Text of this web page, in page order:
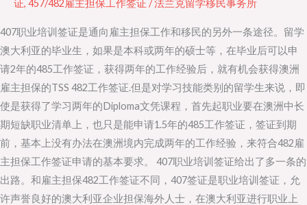
证, 457/482雇主担保工作签证 /法兰克留学移民事务所
407职业培训签证是通向雇主担保工作和移民的另外一条途径。留学
澳大利亚的毕业生，如果是本科或两年的硕士等，在毕业后可以申
请2年的485工作签证，获得两年的工作经验后，就有机会获得澳洲
雇主担保的TSS 482工作签证.但是对学习技能类别的留学生来说，即
使是获得了学习两年的Diploma文凭课程，首先起职业要在澳洲中长
期短缺职业清单上，也只是能申请1.5年的485工作签证，签证到期
前，基本上没有办法在澳洲境内完成两年的工作经验，来符合482雇
主担保工作签证申请的基本要求。 407职业培训签证给出了多一条的
出路。和雇主担保482工作签证不同，407签证是职业培训签证，允
许声誉良好的澳大利亚企业担保海外人士，在澳大利亚进行职业上
带
给
你
移
民
澳
洲
新
途
径